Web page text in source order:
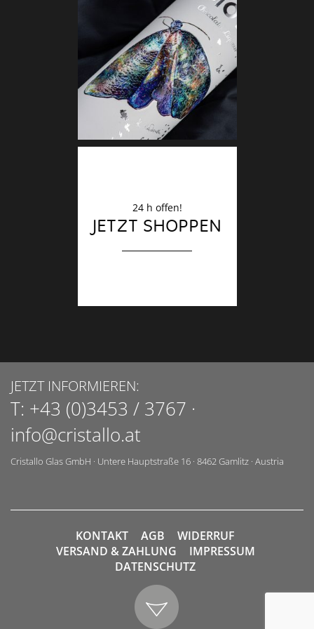
24 h offen!
JETZT SHOPPEN
JETZT INFORMIEREN:
T: +43 (0)3453 / 3767 ·
info@cristallo.at
Cristallo Glas GmbH · Untere Hauptstraße 16 · 8462Gamlitz · Austria
KONTAKT AGB
WIDERRUF
VERSAND & ZAHLUNG
IMPRESSUM
DATENSCHUTZ